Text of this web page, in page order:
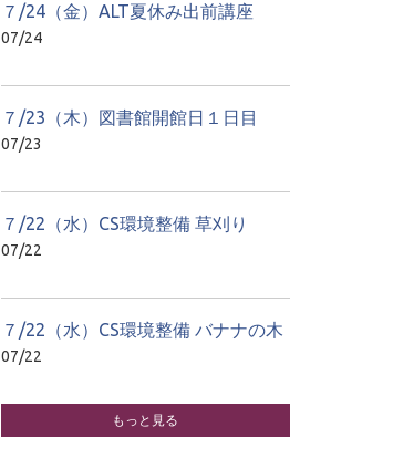
７/24（金）ALT夏休み出前講座
07/24
７/23（木）図書館開館日１日目
07/23
７/22（水）CS環境整備 草刈り
07/22
７/22（水）CS環境整備 バナナの木
07/22
もっと見る